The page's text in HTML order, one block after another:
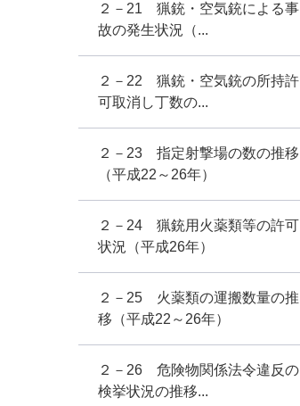
２－21 猟銃・空気銃による事
故の発生状況（...
２－22 猟銃・空気銃の所持許
可取消し丁数の...
２－23 指定射撃場の数の推移
（平成22～26年）
２－24 猟銃用火薬類等の許可
状況（平成26年）
２－25 火薬類の運搬数量の推
移（平成22～26年）
２－26 危険物関係法令違反の
検挙状況の推移...